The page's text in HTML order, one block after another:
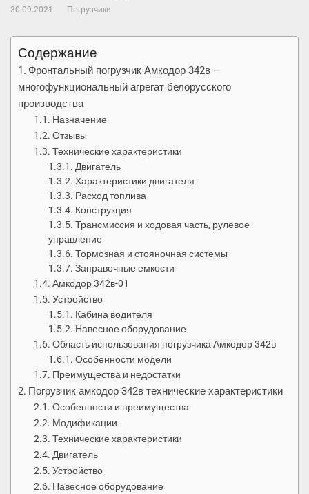
30.09.2021 Погрузчики
Содержание
Фронтальный погрузчик Амкодор 342в —
многофункциональный агрегат белорусского
производства
Назначение
Отзывы
Технические характеристики
Двигатель
Характеристики двигателя
Расход топлива
Конструкция
Трансмиссия и ходовая часть, рулевое
управление
Тормозная и стояночная системы
Заправочные емкости
Амкодор 342в-01
Устройство
Кабина водителя
Навесное оборудование
Область использования погрузчика Амкодор 342в
Особенности модели
Преимущества и недостатки
Погрузчик амкодор 342в технические характеристики
Особенности и преимущества
Модификации
Технические характеристики
Двигатель
Устройство
Навесное оборудование